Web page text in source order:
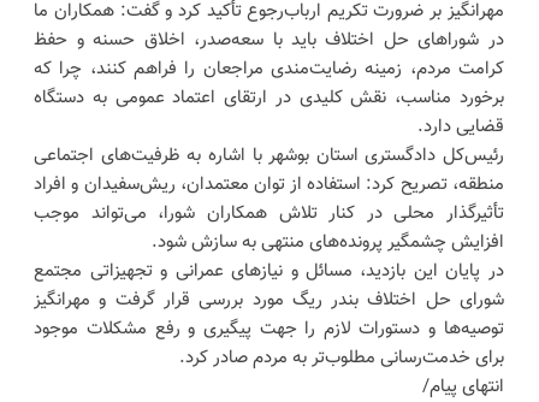
مهرانگیز بر ضرورت تکریم ارباب‌رجوع تأکید کرد و گفت: همکاران ما
در شوراهای حل اختلاف باید با سعه‌صدر، اخلاق حسنه و حفظ
کرامت مردم، زمینه رضایت‌مندی مراجعان را فراهم کنند، چرا که
برخورد مناسب، نقش کلیدی در ارتقای اعتماد عمومی به دستگاه
قضایی دارد.
رئیس‌کل دادگستری استان بوشهر با اشاره به ظرفیت‌های اجتماعی
منطقه، تصریح کرد: استفاده از توان معتمدان، ریش‌سفیدان و افراد
تأثیرگذار محلی در کنار تلاش همکاران شورا، می‌تواند موجب
افزایش چشمگیر پرونده‌های منتهی به سازش شود.
در پایان این بازدید، مسائل و نیازهای عمرانی و تجهیزاتی مجتمع
شورای حل اختلاف بندر ریگ مورد بررسی قرار گرفت و مهرانگیز
توصیه‌ها و دستورات لازم را جهت پیگیری و رفع مشکلات موجود
برای خدمت‌رسانی مطلوب‌تر به مردم صادر کرد.
انتهای پیام/